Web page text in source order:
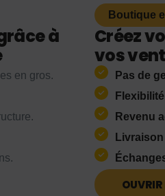
à
en gros.
Boutique
Créez
vos
Pas de
Revenu